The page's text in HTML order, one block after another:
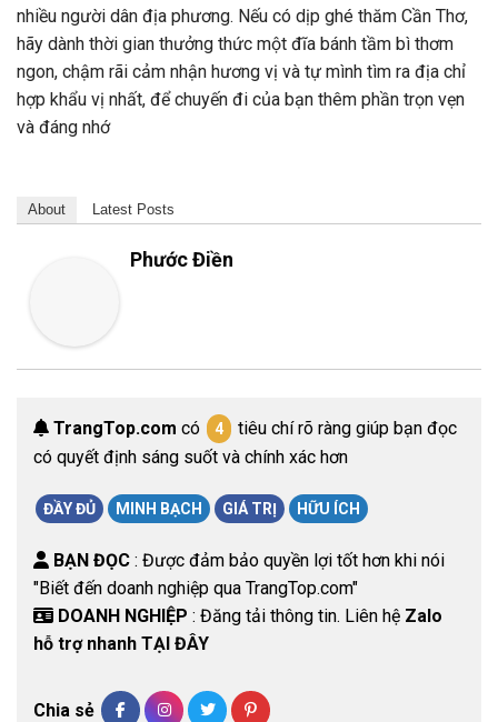
nhiều người dân địa phương. Nếu có dịp ghé thăm Cần Thơ,
hãy dành thời gian thưởng thức một đĩa bánh tầm bì thơm
ngon, chậm rãi cảm nhận hương vị và tự mình tìm ra địa chỉ
hợp khẩu vị nhất, để chuyến đi của bạn thêm phần trọn vẹn
và đáng nhớ
About Latest Posts
Phước Điền
TrangTop.com có 4
tiêu chí rõ ràng giúp bạn đọc
có quyết định sáng suốt và chính xác hơn
ĐẦY ĐỦ MINH BẠCH GIÁ TRỊ HỮU ÍCH
BẠN ĐỌC : Được đảm bảo quyền lợi tốt hơn khi nói
"Biết đến doanh nghiệp qua TrangTop.com"
DOANH NGHIỆP : Đăng tải thông tin. Liên hệ Zalo
hỗ trợ nhanh TẠI ĐÂY
Chia sẻ